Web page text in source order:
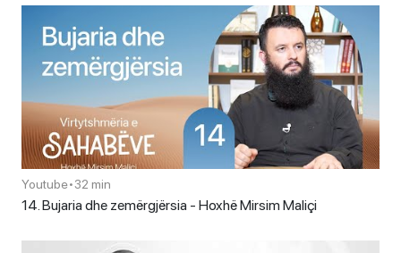
Youtube•32 min
14. Bujaria dhe zemërgjërsia - Hoxhë Mirsim Maliçi